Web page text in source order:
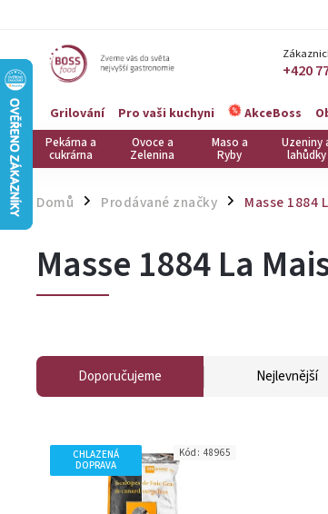
+420
Grilování Pro vaši kuchyni AkceBoss
Pekárna a
cukrárna
Ovoce a
Zelenina
Maso a
Ryby
Uzeniny
lahůdky
Domů / Prodávané značky / Masse 1884
Masse 1884 La
Doporučujeme Nejlevnější
CHLAZENÁ
DOPRAVA
Kód: 48965